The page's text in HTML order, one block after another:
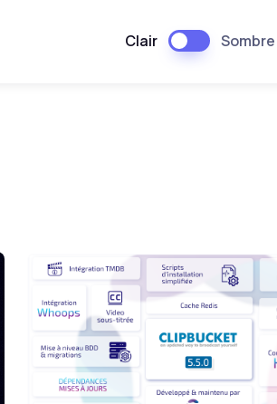
Clair Sombre